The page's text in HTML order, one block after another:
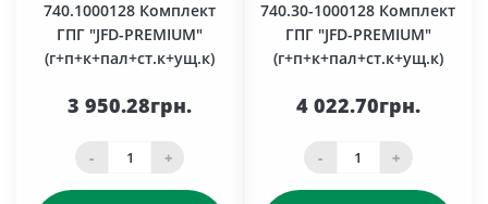
740.1000128 Комплект
ГПГ "JFD-PREMIUM"
(г+п+к+пал+ст.к+ущ.к)
3 950.28грн.
- +
740.30-1000128 Комплект
ГПГ "JFD-PREMIUM"
(г+п+к+пал+ст.к+ущ.к)
4 022.70грн.
- +